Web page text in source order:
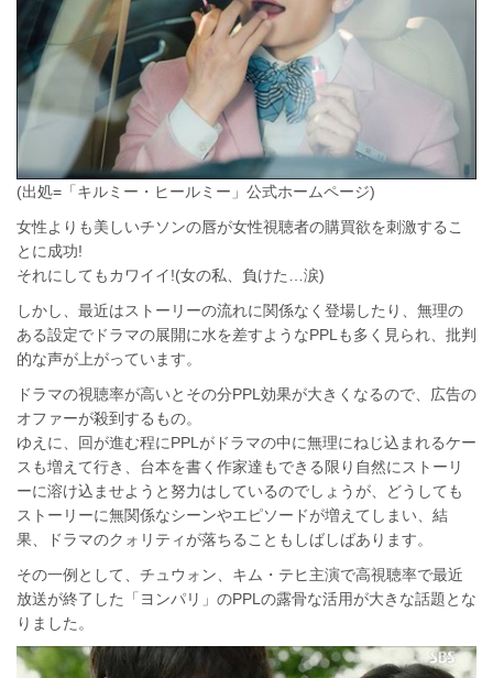
(出処=「キルミー・ヒールミー」公式ホームページ)
女性よりも美しいチソンの唇が女性視聴者の購買欲を刺激するこ
とに成功!
それにしてもカワイイ!(女の私、負けた…涙)
しかし、最近はストーリーの流れに関係なく登場したり、無理の
ある設定でドラマの展開に水を差すようなPPLも多く見られ、批判
的な声が上がっています。
ドラマの視聴率が高いとその分PPL効果が大きくなるので、広告の
オファーが殺到するもの。
ゆえに、回が進む程にPPLがドラマの中に無理にねじ込まれるケー
スも増えて行き、台本を書く作家達もできる限り自然にストーリ
ーに溶け込ませようと努力はしているのでしょうが、どうしても
ストーリーに無関係なシーンやエピソードが増えてしまい、結
果、ドラマのクォリティが落ちることもしばしばあります。
その一例として、チュウォン、キム・テヒ主演で高視聴率で最近
放送が終了した「ヨンパリ」のPPLの露骨な活用が大きな話題とな
りました。